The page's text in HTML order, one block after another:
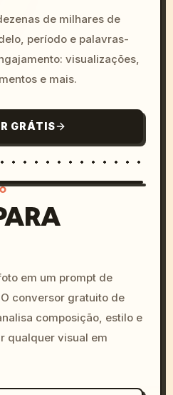
de milhares de
período e palavras-
visualizações,
e mais.
GRÁTIS
colors, 8k --v 6.0
em um prompt de
conversor gratuito de
composição, estilo e
qualquer visual em